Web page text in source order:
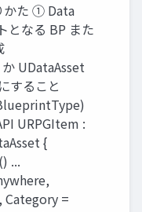
かた ① Data
となる BP また
UDataAsset
すること
URPGItem :
{
...
=